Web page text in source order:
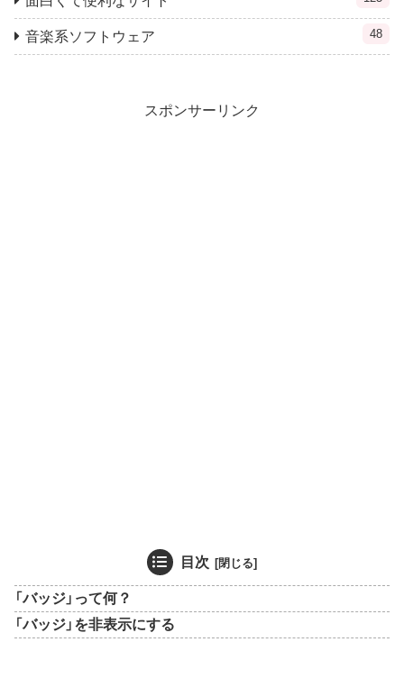
音楽系ソフトウェア 48
スポンサーリンク
目次
「バッジ」って何？
「バッジ」を非表示にする